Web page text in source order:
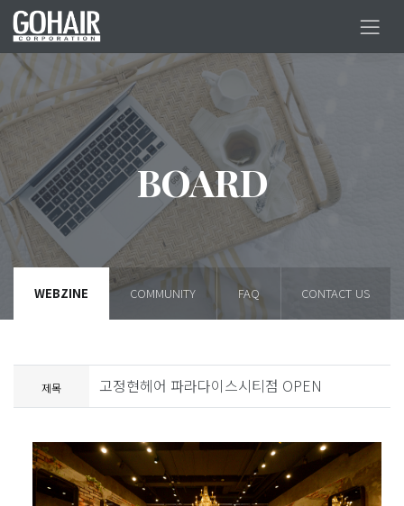
BOARD
WEBZINE COMMUNITY FAQ CONTACT US
제목 고정현헤어 파라다이스시티점 OPEN